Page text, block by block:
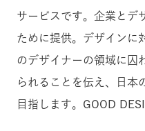
サービスです。企業とデ
ために提供。デザインに
のデザイナーの領域に囚
られることを伝え、日本
目指します。GOOD